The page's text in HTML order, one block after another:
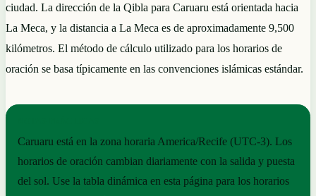
ciudad. La dirección de la Qibla para Caruaru está orientada hacia
La Meca, y la distancia a La Meca es de aproximadamente 9,500
kilómetros. El método de cálculo utilizado para los horarios de
oración se basa típicamente en las convenciones islámicas estándar.
Caruaru está en la zona horaria America/Recife (UTC-3). Los
horarios de oración cambian diariamente con la salida y puesta
del sol. Use la tabla dinámica en esta página para los horarios